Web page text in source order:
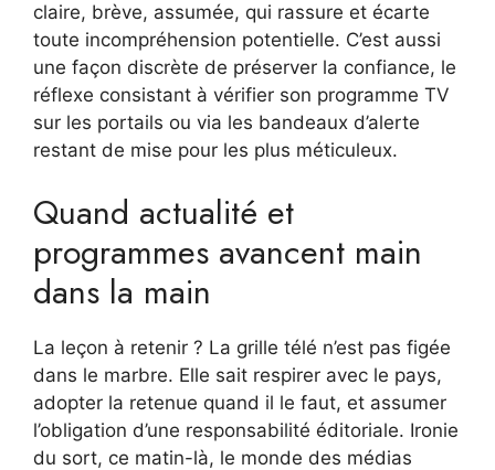
claire, brève, assumée, qui rassure et écarte
toute incompréhension potentielle. C’est aussi
une façon discrète de préserver la confiance, le
réflexe consistant à vérifier son programme TV
sur les portails ou via les bandeaux d’alerte
restant de mise pour les plus méticuleux.
Quand actualité et
programmes avancent main
dans la main
La leçon à retenir ? La grille télé n’est pas figée
dans le marbre. Elle sait respirer avec le pays,
adopter la retenue quand il le faut, et assumer
l’obligation d’une responsabilité éditoriale. Ironie
du sort, ce matin-là, le monde des médias